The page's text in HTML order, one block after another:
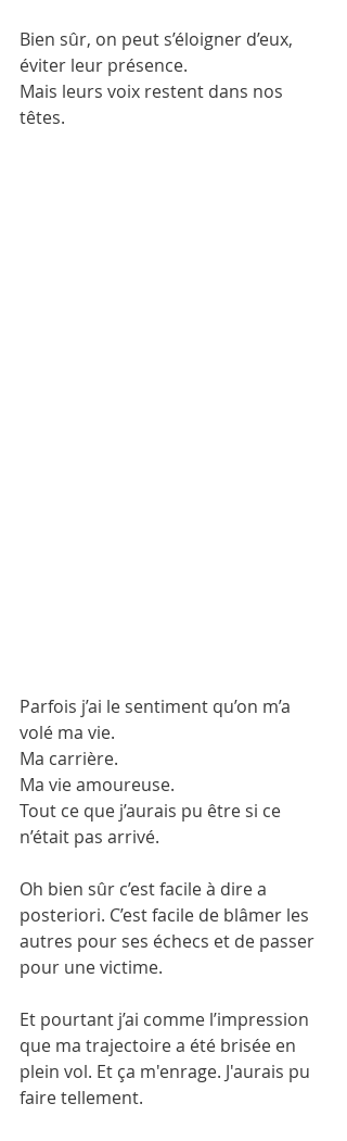
Bien sûr, on peut s’éloigner d’eux,
éviter leur présence.
Mais leurs voix restent dans nos
têtes.
Parfois j’ai le sentiment qu’on m’a
volé ma vie.
Ma carrière.
Ma vie amoureuse.
Tout ce que j’aurais pu être si ce
n’était pas arrivé.
Oh bien sûr c’est facile à dire a
posteriori. C’est facile de blâmer les
autres pour ses échecs et de passer
pour une victime.
Et pourtant j’ai comme l’impression
que ma trajectoire a été brisée en
plein vol. Et ça m'enrage. J'aurais pu
faire tellement.